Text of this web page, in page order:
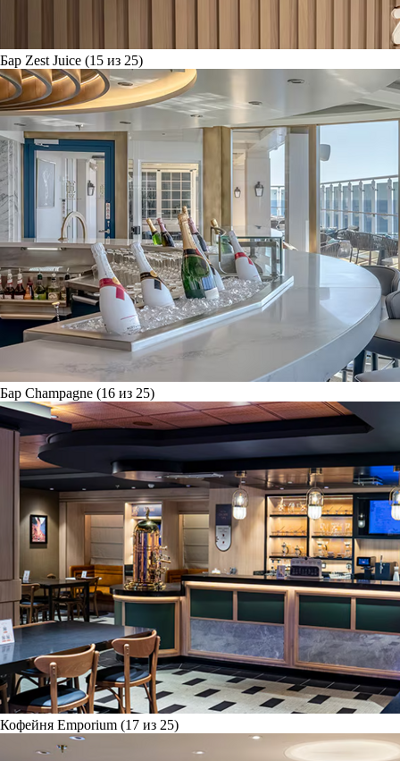
Бар Zest Juice (15 из 25)
Бар Champagne (16 из 25)
Кофейня Emporium (17 из 25)